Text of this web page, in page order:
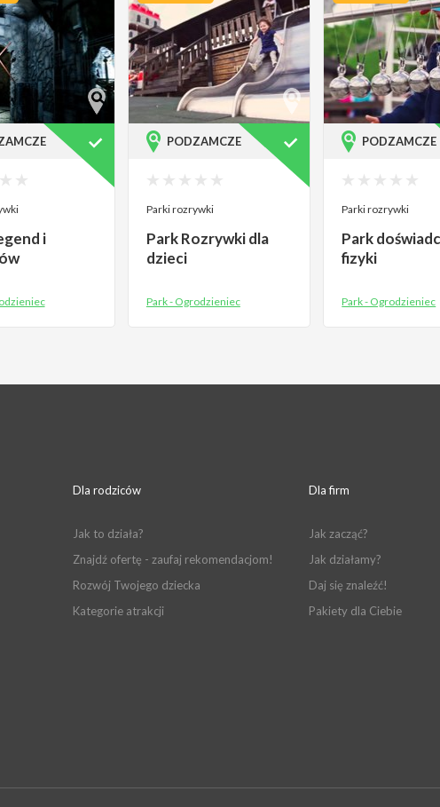
i
PODZAMCZE
Parki rozrywki
Park Rozrywki dla
dzieci
Park - Ogrodzieniec
PODZAMCZE
Parki rozrywki
Park
fizyki
Park - Ogrodzieniec
Dla rodziców
Jak to działa?
Znajdź ofertę - zaufaj rekomendacjom!
Rozwój Twojego dziecka
Kategorie atrakcji
Dla firm
Jak zacząć?
Jak działamy?
Daj się znaleźć!
Pakiety dla Ciebie